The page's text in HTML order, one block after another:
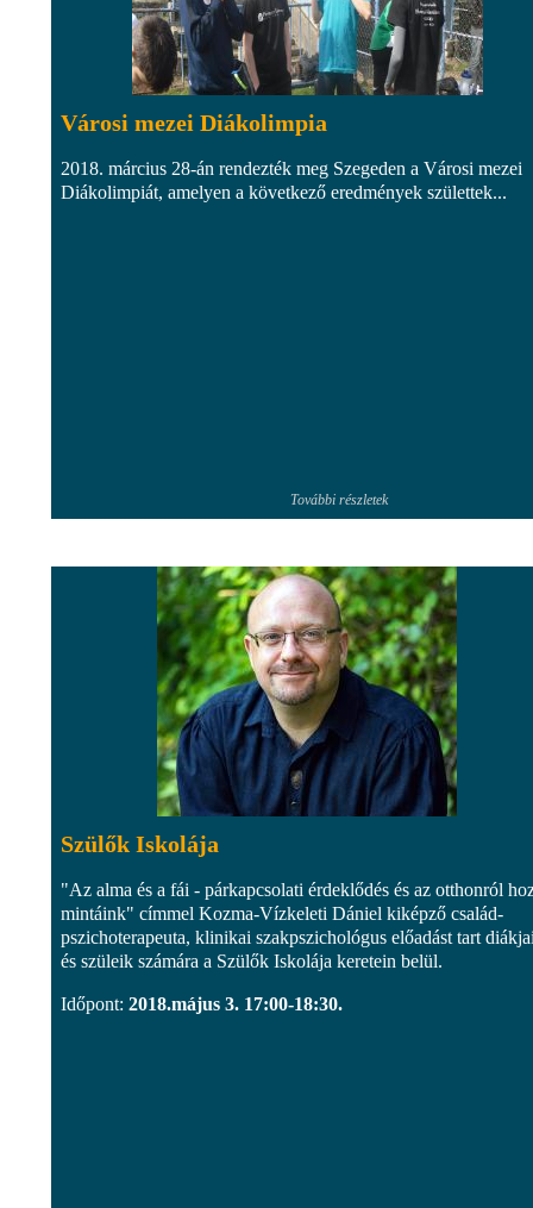
Városi mezei Diákolimpia
2018. március 28-án rendezték meg Szegeden a Városi mezei
Diákolimpiát, amelyen a következő eredmények születtek...
További részletek
Szülők Iskolája
"Az alma és a fái - párkapcsolati érdeklődés és az otthonról
mintáink" címmel Kozma-Vízkeleti Dániel kiképző család-
pszichoterapeuta, klinikai szakpszichológus előadást tart
és szüleik számára a Szülők Iskolája keretein belül.
Időpont: 2018.május 3. 17:00-18:30.